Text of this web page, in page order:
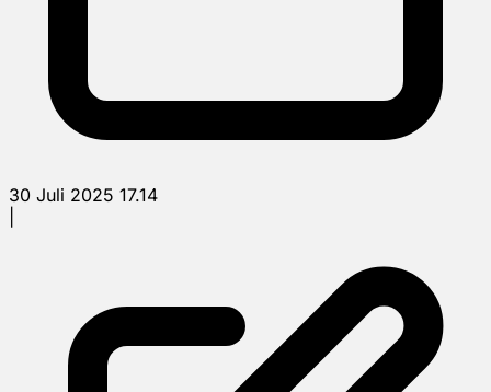
30 Juli 2025 17.14